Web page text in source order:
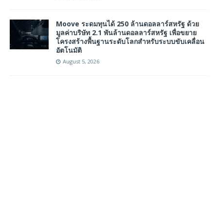
Moove ระดมทุนได้ 250 ล้านดอลลาร์สหรัฐ ด้วย
มูลค่าบริษัท 2.1 พันล้านดอลลาร์สหรัฐ เพื่อขยาย
โครงสร้างพื้นฐานระดับโลกสำหรับระบบขับเคลื่อน
อัตโนมัติ
August 5, 2026